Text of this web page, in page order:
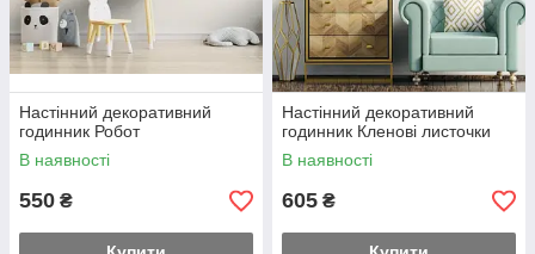
Настінний декоративний
годинник Робот
В наявності
550 ₴
Настінний декоративний
годинник Кленові листочки
В наявності
605 ₴